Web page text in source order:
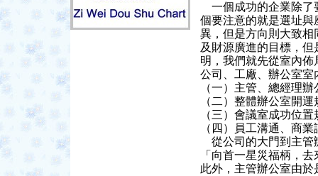
一個成功的企業除了
個要注意的就是選址
異，但是方向則大致
及財源廣進的目標，
明，我們就先從室內佈
公司、工廠、辦公室
（一）主管、總經理
（二）整體辦公室開運
（三）會議室成功位置
（四）員工溝通、商
從公司的大門到主管
「向首一星災福柄，
此外，主管辦公室由